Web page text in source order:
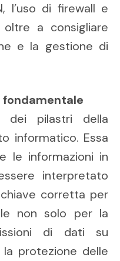
l’uso di firewall e
a consigliare
e la gestione di
pilastri della
informatico. Essa
le informazioni in
interpretato
corretta per
non solo per la
di dati su
protezione delle